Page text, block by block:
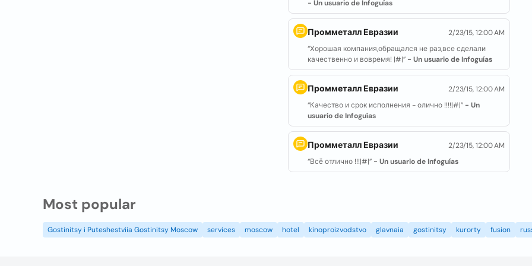
- Un usuario de Infoguías
Промметалл Евразии
2/23/15, 12:00 AM
“Хорошая компания,обращался не раз,все сделали
качественно и вовремя! |#|” - Un usuario de Infoguías
Промметалл Евразии
2/23/15, 12:00 AM
“Качество и срок исполнения - олично !!!!|#|” - Un
usuario de Infoguías
Промметалл Евразии
2/23/15, 12:00 AM
“Всё отлично !!!|#|” - Un usuario de Infoguías
Most popular
Gostinitsy i Puteshestviia Gostinitsy Moscow services moscow hotel kinoproizvodstvo glavnaia gostinitsy kurorty fusion